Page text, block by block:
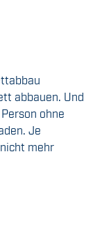
abbauen. Und
ohne
Je
mehr